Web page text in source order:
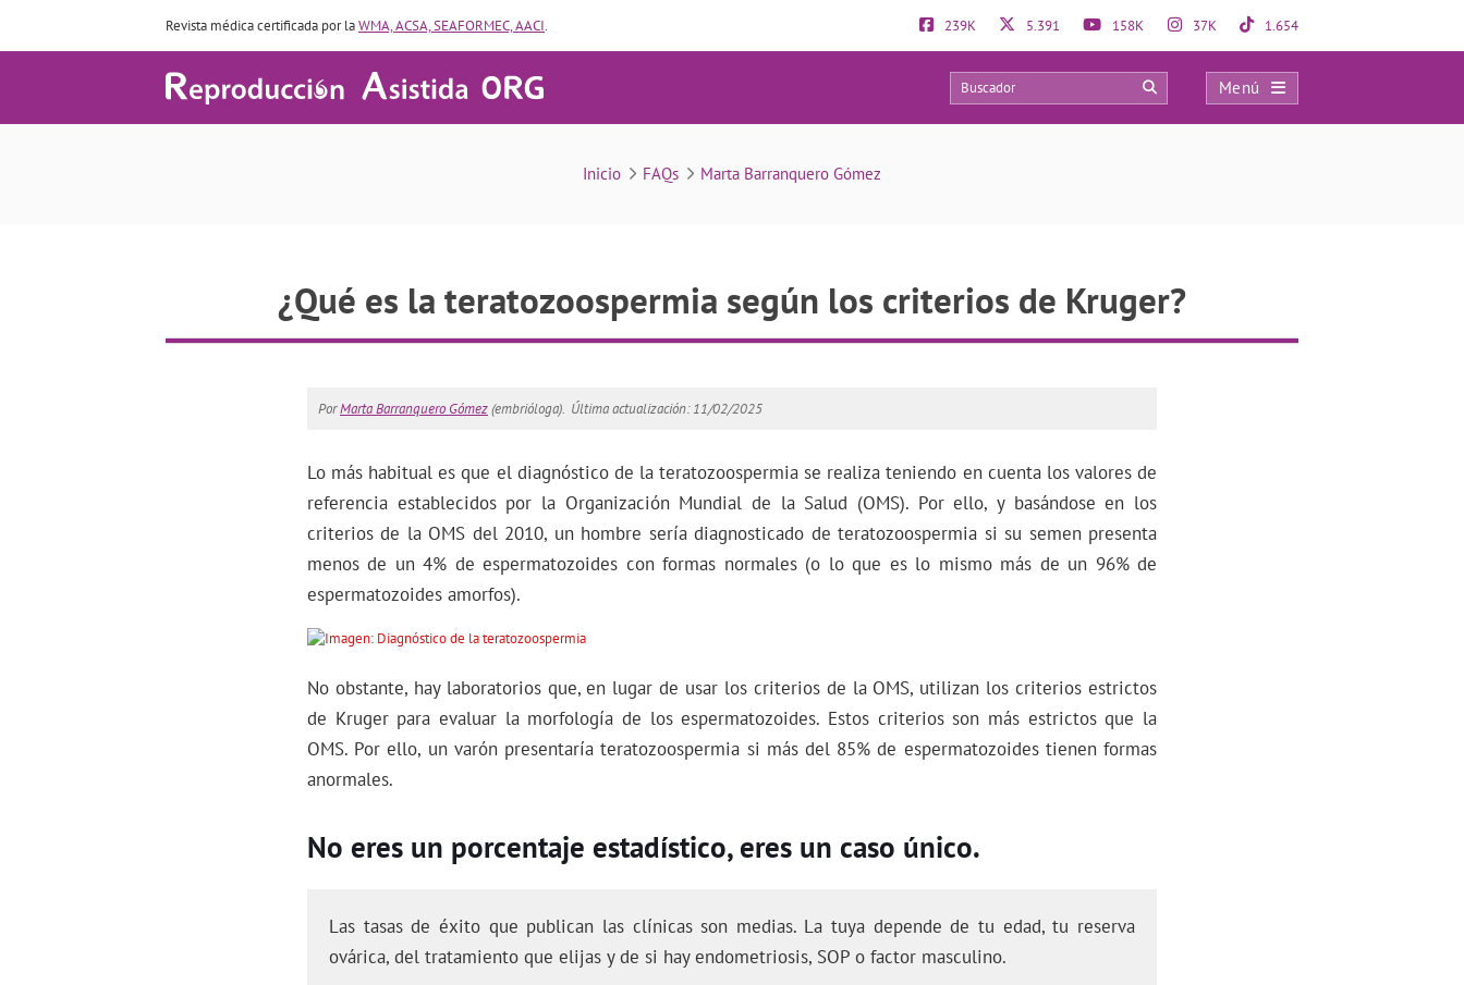
Revista médica certificada por laWMA, ACSA, SEAFORMEC, AACI. 239K 5.391 158K 37K 1.654
Menú
FAQs
138 0
Inicio FAQs Marta Barranquero Gómez
¿Qué es la teratozoospermia según los criterios de Kruger?
PorMarta Barranquero Gómez(embrióloga). Última actualización: 11/02/2025
Lo más habitual es que el diagnóstico de la teratozoospermia se realiza teniendo en cuenta los valores de
referencia establecidos por la Organización Mundial de la Salud (OMS). Por ello, y basándose en los
criterios de la OMS del 2010, un hombre sería diagnosticado de teratozoospermia si su semen presenta
menos de un 4% de espermatozoides con formas normales (o lo que es lo mismo más de un 96% de
espermatozoides amorfos).
No obstante, hay laboratorios que, en lugar de usar los criterios de la OMS, utilizan los criterios estrictos
de Kruger para evaluar la morfología de los espermatozoides. Estos criterios son más estrictos que la
OMS. Por ello, un varón presentaría teratozoospermia si más del 85% de espermatozoides tienen formas
anormales.
No eres un porcentaje estadístico, eres un caso único.
Las tasas de éxito que publican las clínicas son medias. La tuya depende de tu edad, tu reserva
ovárica, del tratamiento que elijas y de si hay endometriosis, SOP o factor masculino.